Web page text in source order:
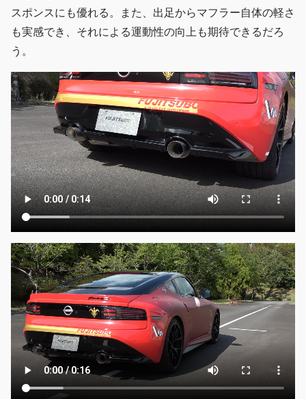
スポンスにも優れる。また、出足からマフラー自体の軽さ
も実感でき、それによる運動性の向上も期待できるだろ
う。